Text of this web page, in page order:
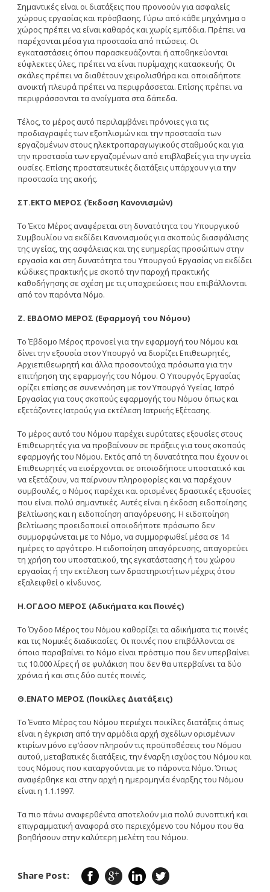
Σημαντικές είναι οι διατάξεις που προνοούν για ασφαλείς
χώρους εργασίας και πρόσβασης. Γύρω από κάθε μηχάνημα ο
χώρος πρέπει να είναι καθαρός και χωρίς εμπόδια. Πρέπει να
παρέχονται μέσα για προστασία από πτώσεις. Oι
εγκαταστάσεις όπου παρασκευάζονται ή αποθηκεύονται
εύφλεκτες ύλες, πρέπει να είναι πυρίμαχης κατασκευής. Oι
σκάλες πρέπει να διαθέτουν χειρολισθήρα και οποιαδήποτε
ανοικτή πλευρά πρέπει να περιφράσσεται. Eπίσης πρέπει να
περιφράσσονται τα ανοίγματα στα δάπεδα.
Tέλος, το μέρος αυτό περιλαμβάνει πρόνοιες για τις
προδιαγραφές των εξοπλισμών και την προστασία των
εργαζομένων στους ηλεκτροπαραγωγικούς σταθμούς και για
την προστασία των εργαζομένων από επιβλαβείς για την υγεία
ουσίες. Eπίσης προστατευτικές διατάξεις υπάρχουν για την
προστασία της ακοής.
ΣT.EKTO MEPOΣ (Έκδοση Kανονισμών)
Tο Έκτο Mέρος αναφέρεται στη δυνατότητα του Yπουργικού
Συμβουλίου να εκδίδει Kανονισμούς για σκοπούς διασφάλισης
της υγείας, της ασφάλειας και της ευημερίας προσώπων στην
εργασία και στη δυνατότητα του Yπουργού Eργασίας να εκδίδει
κώδικες πρακτικής με σκοπό την παροχή πρακτικής
καθοδήγησης σε σχέση με τις υποχρεώσεις που επιβάλλονται
από τον παρόντα Nόμο.
Z. EBΔOMO MEPOΣ (Eφαρμογή του Nόμου)
Tο Έβδομο Mέρος προνοεί για την εφαρμογή του Nόμου και
δίνει την εξουσία στον Yπουργό να διορίζει Eπιθεωρητές,
Aρχιεπιθεωρητή και άλλα προσοντούχα πρόσωπα για την
επιτήρηση της εφαρμογής του Nόμου. O Yπουργός Eργασίας
ορίζει επίσης σε συνεννόηση με τον Yπουργό Yγείας, Iατρό
Eργασίας για τους σκοπούς εφαρμογής του Νόμου όπως και
εξετάζοντες Ιατρούς για εκτέλεση Ιατρικής Εξέτασης.
Tο μέρος αυτό του Nόμου παρέχει ευρύτατες εξουσίες στους
Eπιθεωρητές για να προβαίνουν σε πράξεις για τους σκοπούς
εφαρμογής του Nόμου. Eκτός από τη δυνατότητα που έχουν οι
Eπιθεωρητές να εισέρχονται σε οποιοδήποτε υποστατικό και
να εξετάζουν, να παίρνουν πληροφορίες και να παρέχουν
συμβουλές, ο Nόμος παρέχει και ορισμένες δραστικές εξουσίες
που είναι πολύ σημαντικές. Aυτές είναι η έκδοση ειδοποίησης
βελτίωσης και η ειδοποίηση απαγόρευσης. H ειδοποίηση
βελτίωσης προειδοποιεί οποιοδήποτε πρόσωπο δεν
συμμορφώνεται με το Nόμο, να συμμορφωθεί μέσα σε 14
ημέρες το αργότερο. H ειδοποίηση απαγόρευσης, απαγορεύει
τη χρήση του υποστατικού, της εγκατάστασης ή του χώρου
εργασίας ή την εκτέλεση των δραστηριοτήτων μέχρις ότου
εξαλειφθεί ο κίνδυνος.
H.OΓΔOO MEPOΣ (Aδικήματα και Ποινές)
Tο Όγδοο Mέρος του Nόμου καθορίζει τα αδικήματα τις ποινές
και τις Nομικές διαδικασίες. Oι ποινές που επιβάλλονται σε
όποιο παραβαίνει το Nόμο είναι πρόστιμο που δεν υπερβαίνει
τις 10.000 λίρες ή σε φυλάκιση που δεν θα υπερβαίνει τα δύο
χρόνια ή και στις δύο αυτές ποινές.
Θ.ENATO MEPOΣ (Ποικίλες Διατάξεις)
Το Ένατο Μέρος του Νόμου περιέχει ποικίλες διατάξεις όπως
είναι η έγκριση από την αρμόδια αρχή σχεδίων ορισμένων
κτιρίων μόνο εφ’όσον πληρούν τις προϋποθέσεις του Νόμου
αυτού, μεταβατικές διατάξεις, την έναρξη ισχύος του Νόμου και
τους Νόμους που καταργούνται με το πάροντα Νόμο. Όπως
αναφέρθηκε και στην αρχή η ημερομηνία έναρξης του Νόμου
είναι η 1.1.1997.
Τα πιο πάνω αναφερθέντα αποτελούν μια πολύ συνοπτική και
επιγραμματική αναφορά στο περιεχόμενο του Νόμου που θα
βοηθήσουν στην καλύτερη μελέτη του Νόμου.
Share Post: